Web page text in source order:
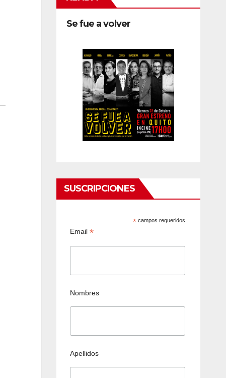
Se fue a volver
SUSCRIPCIONES
* campos requeridos
Email *
Nombres
Apellidos